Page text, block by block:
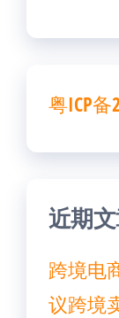
粤ICP备
近期
跨境电
议跨境